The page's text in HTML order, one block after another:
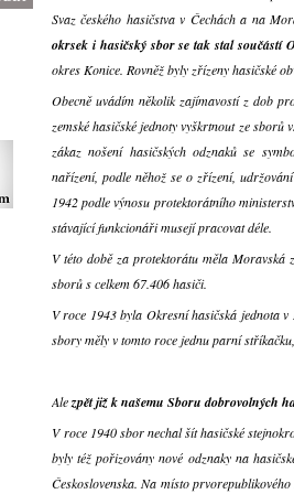
Svaz českého hasičstva v Čechách a na
okrsek i hasičský sbor se tak stal součástí
okres Konice. Rovněž byly zřízeny hasičské
Obecně uvádím několik zajímavostí z dob
zemské hasičské jednoty vyškrtnout ze
zákaz nošení hasičských odznaků se
nařízení, podle něhož se o zřízení,
1942 podle výnosu protektorátního
stávající funkcionáři musejí pracovat déle.
V této době za protektorátu měla Moravská
sborů s celkem 67.406 hasiči.
V roce 1943 byla Okresní hasičská jednota
sbory měly v tomto roce jednu parní
Alezpět již k našemu Sboru dobrovolných
V roce 1940 sbor nechal šít hasičské
byly též pořizovány nové odznaky na
Československa. Na místo